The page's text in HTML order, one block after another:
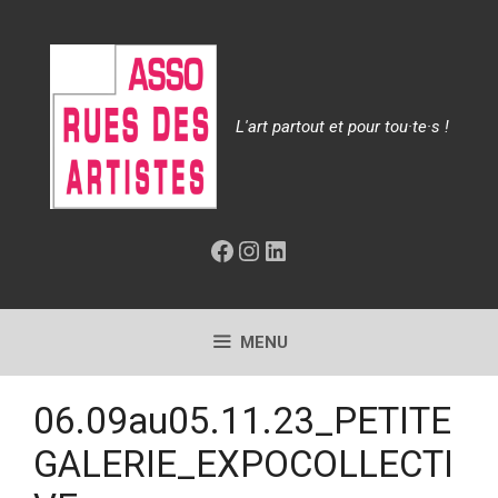
L'art partout et pour tou·te·s !
Facebook
Instagram
LinkedIn
MENU
06.09au05.11.23_PETITE
GALERIE_EXPOCOLLECTI